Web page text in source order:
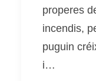
properes
incendis,
puguin
i…